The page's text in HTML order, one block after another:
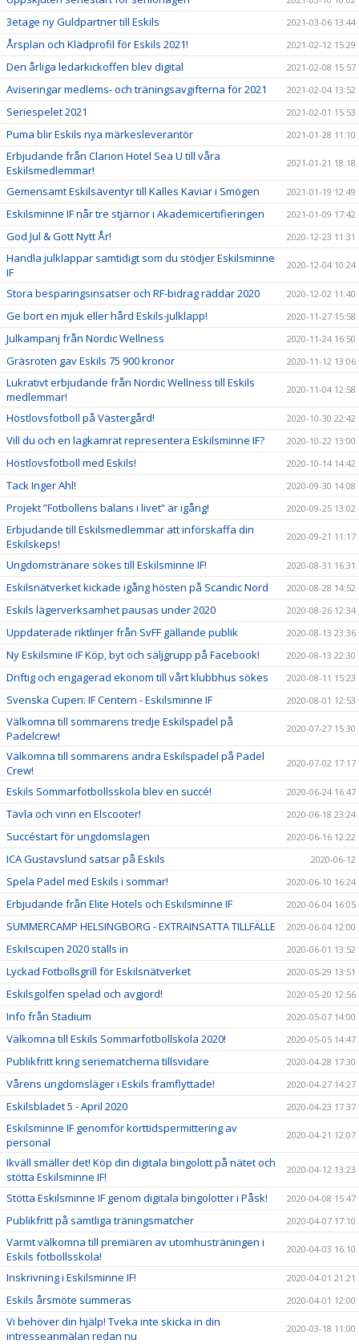
3etage ny Guldpartner till Eskils 2021-03-06 13:44
Årsplan och Klädprofil för Eskils 2021! 2021-02-12 15:29
Den årliga ledarkickoffen blev digital 2021-02-08 15:57
Aviseringar medlems- och träningsavgifterna för 2021 2021-02-04 13:52
Seriespelet 2021 2021-02-01 15:53
Puma blir Eskils nya märkesleverantör 2021-01-28 11:10
Erbjudande från Clarion Hotel Sea U till våra
Eskilsmedlemmar!
2021-01-21 18:18
Gemensamt Eskilsäventyr till Kalles Kaviar i Smögen 2021-01-19 12:49
Eskilsminne IF når tre stjärnor i Akademicertifieringen 2021-01-09 17:42
God Jul & Gott Nytt År! 2020-12-23 11:31
Handla julklappar samtidigt som du stödjer Eskilsminne
IF
2020-12-04 10:24
Stora besparingsinsatser och RF-bidrag räddar 2020 2020-12-02 11:40
Ge bort en mjuk eller hård Eskils-julklapp! 2020-11-27 15:58
Julkampanj från Nordic Wellness 2020-11-24 16:50
Gräsroten gav Eskils 75 900 kronor 2020-11-12 13:06
Lukrativt erbjudande från Nordic Wellness till Eskils
medlemmar!
2020-11-04 12:58
Höstlovsfotboll på Västergård! 2020-10-30 22:42
Vill du och en lagkamrat representera Eskilsminne IF? 2020-10-22 13:00
Höstlovsfotboll med Eskils! 2020-10-14 14:42
Tack Inger Ahl! 2020-09-30 14:08
Projekt ”Fotbollens balans i livet” är igång! 2020-09-25 13:02
Erbjudande till Eskilsmedlemmar att införskaffa din
Eskilskeps!
2020-09-21 11:17
Ungdomstränare sökes till Eskilsminne IF! 2020-08-31 16:31
Eskilsnätverket kickade igång hösten på Scandic Nord 2020-08-28 14:52
Eskils lägerverksamhet pausas under 2020 2020-08-26 12:34
Uppdaterade riktlinjer från SvFF gällande publik 2020-08-13 23:36
Ny Eskilsmine IF Köp, byt och säljgrupp på Facebook! 2020-08-13 22:30
Driftig och engagerad ekonom till vårt klubbhus sökes 2020-08-11 15:23
Svenska Cupen: IF Centern - Eskilsminne IF 2020-08-01 12:53
Välkomna till sommarens tredje Eskilspadel på
Padelcrew!
2020-07-27 15:30
Välkomna till sommarens andra Eskilspadel på Padel
Crew!
2020-07-02 17:17
Eskils Sommarfotbollsskola blev en succé! 2020-06-24 16:47
Tävla och vinn en Elscooter! 2020-06-18 23:24
Succéstart för ungdomslagen 2020-06-16 12:22
ICA Gustavslund satsar på Eskils 2020-06-12
Spela Padel med Eskils i sommar! 2020-06-10 16:24
Erbjudande från Elite Hotels och Eskilsminne IF 2020-06-04 16:05
SUMMERCAMP HELSINGBORG - EXTRAINSATTA TILLFÄLLE 2020-06-04 12:00
Eskilscupen 2020 ställs in 2020-06-01 13:52
Lyckad Fotbollsgrill för Eskilsnätverket 2020-05-29 13:51
Eskilsgolfen spelad och avgjord! 2020-05-20 12:56
Info från Stadium 2020-05-07 14:00
Välkomna till Eskils Sommarfotbollskola 2020! 2020-05-05 14:47
Publikfritt kring seriematcherna tillsvidare 2020-04-28 17:30
Vårens ungdomsläger i Eskils framflyttade! 2020-04-27 14:27
Eskilsbladet 5 - April 2020 2020-04-23 17:37
Eskilsminne IF genomför korttidspermittering av
personal
2020-04-21 12:07
Ikväll smäller det! Köp din digitala bingolott på nätet och
stötta Eskilsminne IF!
2020-04-12 13:23
Stötta Eskilsminne IF genom digitala bingolotter i Påsk! 2020-04-08 15:47
Publikfritt på samtliga träningsmatcher 2020-04-07 17:10
Varmt välkomna till premiären av utomhusträningen i
Eskils fotbollsskola!
2020-04-03 16:10
Inskrivning i Eskilsminne IF! 2020-04-01 21:21
Eskils årsmöte summeras 2020-04-01 12:00
Vi behöver din hjälp! Tveka inte skicka in din
intresseanmälan redan nu
2020-03-18 11:00